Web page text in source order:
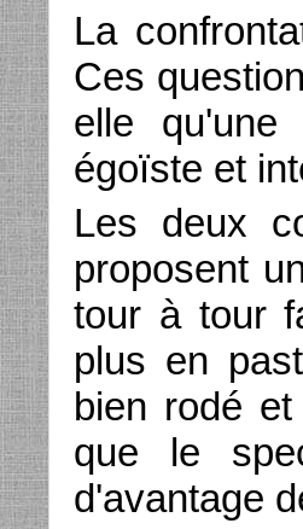
La
Ces
elle qu'une
égoïste et
Les deux
proposent
tour à tour
plus en
bien rodé
que le
d'avantage